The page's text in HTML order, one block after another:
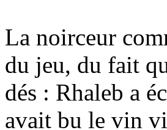
La noirceur
du jeu, du fait
dés : Rhaleb a
avait bu le vin